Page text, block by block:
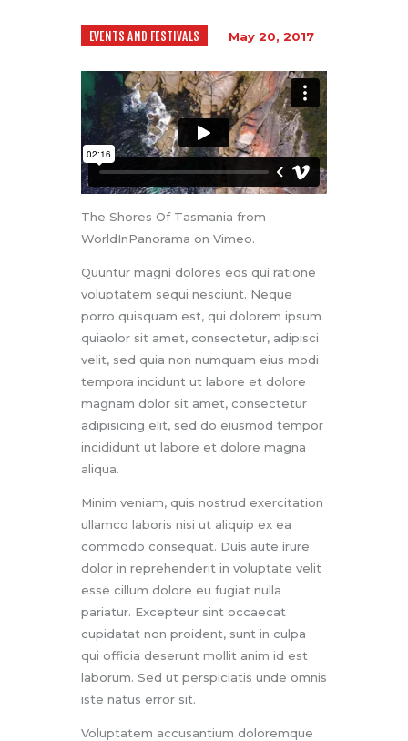
EVENTS AND FESTIVALS May 20, 2017
The Shores Of Tasmania from
WorldInPanorama on Vimeo.
Quuntur magni dolores eos qui ratione
voluptatem sequi nesciunt. Neque
porro quisquam est, qui dolorem ipsum
quiaolor sit amet, consectetur, adipisci
velit, sed quia non numquam eius modi
tempora incidunt ut labore et dolore
magnam dolor sit amet, consectetur
adipisicing elit, sed do eiusmod tempor
incididunt ut labore et dolore magna
aliqua.
Minim veniam, quis nostrud exercitation
ullamco laboris nisi ut aliquip ex ea
commodo consequat. Duis aute irure
dolor in reprehenderit in voluptate velit
esse cillum dolore eu fugiat nulla
pariatur. Excepteur sint occaecat
cupidatat non proident, sunt in culpa
qui officia deserunt mollit anim id est
laborum. Sed ut perspiciatis unde omnis
iste natus error sit.
Voluptatem accusantium doloremque